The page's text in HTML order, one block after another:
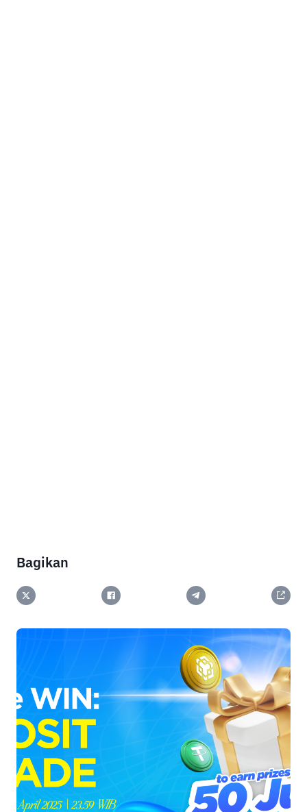
Bagikan